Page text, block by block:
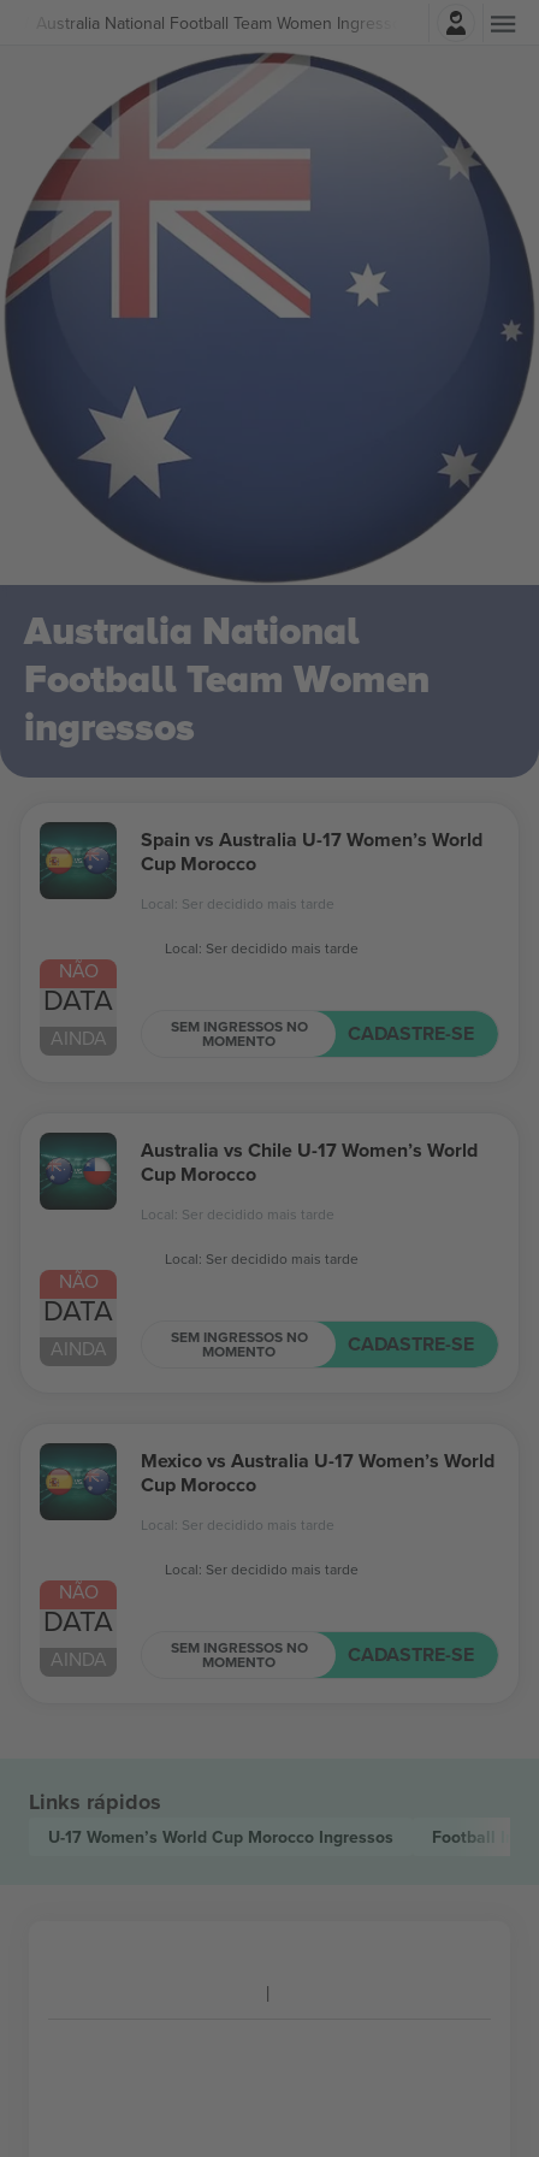
Australia National Football Team Women Ingressos
Entrar
Australia National
Football Team Women
ingressos
NÃO
DATA
AINDA
Spain vs Australia U-17 Women’s World
Cup Morocco
Local: Ser decidido mais tarde
Local: Ser decidido mais tarde
SEM INGRESSOS NO
MOMENTO CADASTRE-SE
NÃO
DATA
AINDA
Australia vs Chile U-17 Women’s World
Cup Morocco
Local: Ser decidido mais tarde
Local: Ser decidido mais tarde
SEM INGRESSOS NO
MOMENTO CADASTRE-SE
NÃO
DATA
AINDA
Mexico vs Australia U-17 Women’s World
Cup Morocco
Local: Ser decidido mais tarde
Local: Ser decidido mais tarde
SEM INGRESSOS NO
MOMENTO CADASTRE-SE
Links rápidos
U-17 Women’s World Cup Morocco Ingressos Football